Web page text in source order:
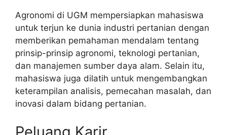
Agronomi di UGM mempersiapkan mahasiswa
untuk terjun ke dunia industri pertanian dengan
memberikan pemahaman mendalam tentang
prinsip-prinsip agronomi, teknologi pertanian,
dan manajemen sumber daya alam. Selain itu,
mahasiswa juga dilatih untuk mengembangkan
keterampilan analisis, pemecahan masalah, dan
inovasi dalam bidang pertanian.